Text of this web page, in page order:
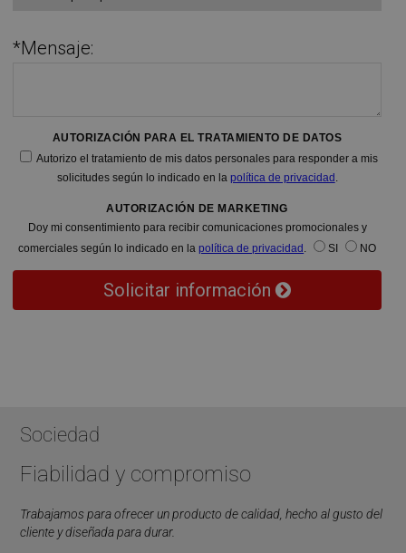
*Mensaje:
AUTORIZACIÓN PARA EL TRATAMIENTO DE DATOS
Autorizo el tratamiento de mis datos personales para responder a mis
solicitudes según lo indicado en la política de privacidad .
AUTORIZACIÓN DE MARKETING
Doy mi consentimiento para recibir comunicaciones promocionales y
comerciales según lo indicado en lapolítica de privacidad . SI NO
Solicitar información
Sociedad
Fiabilidad y compromiso
Trabajamos para ofrecer un producto de calidad, hecho al gusto del
cliente y diseñada para durar.